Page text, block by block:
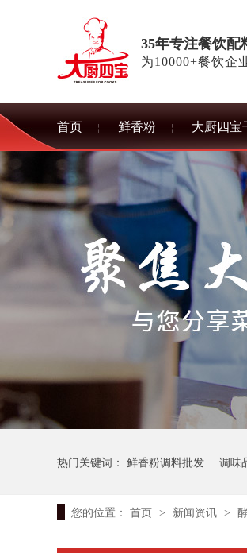
35年专注餐饮配
为10000+餐饮企
首页 鲜香粉 大厨四宝
热门关键词： 鲜香粉调料批发 调味
您的位置： 首页 > 新闻资讯 >